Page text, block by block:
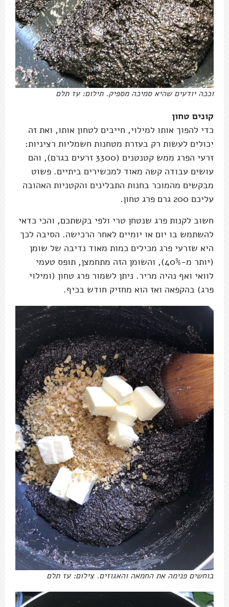
וככה יודעים שהיא סמיכה מספיק. תילום: עז תלם
קונים טחון
כדי להפוך אותו למילוי, חייבים לטחון אותו, ואת זה
יכולים לעשות רק בעזרת מטחנות חשמליות רציניות:
זרעי הפרג ממש קטנטנים (3300 זרעים בגרם), והם
עושים עבודה קשה מאוד למכשירים ביתיים. פשוט
מבקשים מהמוכר בחנות התבלינים והקטניות האהובה
עליכם 200 גרם פרג טחון.
חשוב לקנות פרג שנטחן טרי ולפי בקשתכם, והכי כדאי
להשתמש בו יום או יומיים לאחר הרכישה. הסיבה לכך
היא שזרעי פרג מכילים כמות מאוד נדיבה של שומן
(יותר מ-40%), והשומן הזה מתחמצן, תופס טעמי
לוואי ואף נהיה מריר. ניתן לשמור פרג טחון (ומילוי
פרג) בהקפאה ואז הוא מחזיק חודש בכיף.
בוחשים פנימה את החמאה והאגוזים. צילום: עז תלם